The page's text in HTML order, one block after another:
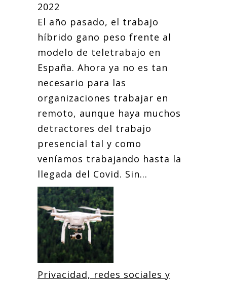
2022
El año pasado, el trabajo
híbrido gano peso frente al
modelo de teletrabajo en
España. Ahora ya no es tan
necesario para las
organizaciones trabajar en
remoto, aunque haya muchos
detractores del trabajo
presencial tal y como
veníamos trabajando hasta la
llegada del Covid. Sin...
Privacidad, redes sociales y